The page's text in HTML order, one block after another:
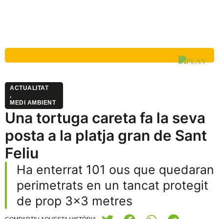
ACTUALITAT
,
MEDI AMBIENT
Una tortuga careta fa la seva
posta a la platja gran de Sant
Feliu
Ha enterrat 101 ous que quedaran
perimetrats en un tancat protegit
de prop 3x3 metres